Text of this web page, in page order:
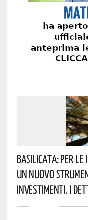
Basilicata: Per Le
Un Nuovo
Investimenti. I